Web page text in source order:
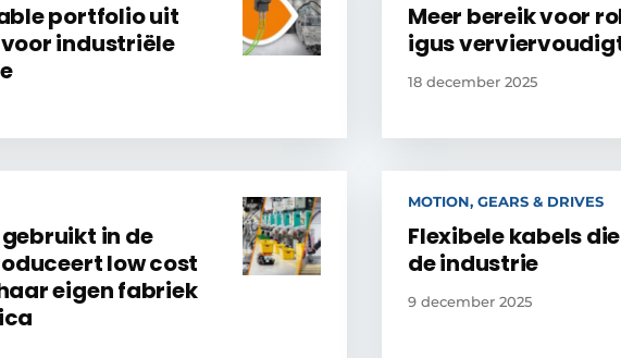
portfolio uit
industriële
Meer bereik voor
igus
18 december 2025
in de
low cost
eigen fabriek
MOTION, GEARS & DRIVES
Flexibele kabels
de industrie
9 december 2025